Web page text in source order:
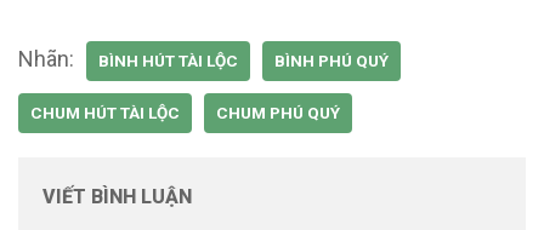
Nhãn: BÌNH HÚT TÀI LỘC BÌNH PHÚ QUÝ
CHUM HÚT TÀI LỘC CHUM PHÚ QUÝ
VIẾT BÌNH LUẬN